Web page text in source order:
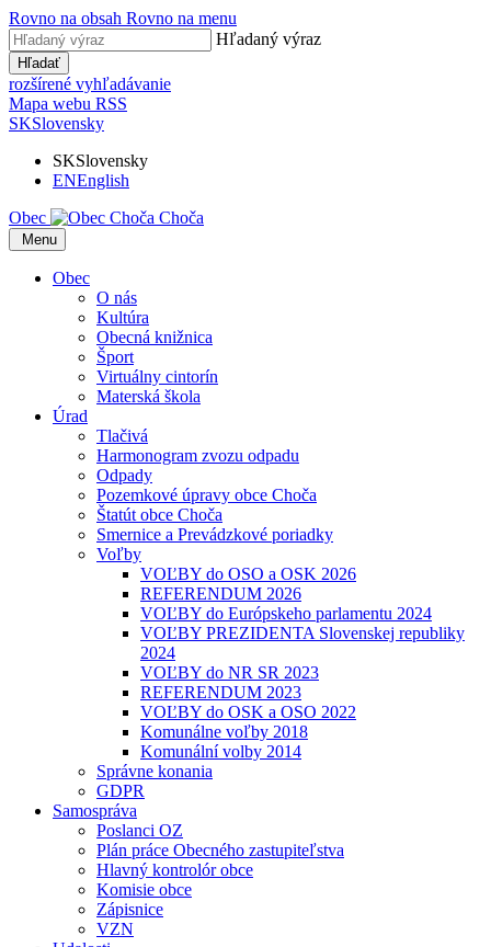
Rovno na obsah Rovno na menu
Hľadaný výraz
Hľadať
rozšírené vyhľadávanie
Mapa webu RSS
SKSlovensky
SKSlovensky
ENEnglish
Obec
Choča
Menu
Obec
O nás
Kultúra
Obecná knižnica
Šport
Virtuálny cintorín
Materská škola
Úrad
Tlačivá
Harmonogram zvozu odpadu
Odpady
Pozemkové úpravy obce Choča
Štatút obce Choča
Smernice a Prevádzkové poriadky
Voľby
VOĽBY do OSO a OSK 2026
REFERENDUM 2026
VOĽBY do Európskeho parlamentu 2024
VOĽBY PREZIDENTA Slovenskej republiky
2024
VOĽBY do NR SR 2023
REFERENDUM 2023
VOĽBY do OSK a OSO 2022
Komunálne voľby 2018
Komunální volby 2014
Správne konania
GDPR
Samospráva
Poslanci OZ
Plán práce Obecného zastupiteľstva
Hlavný kontrolór obce
Komisie obce
Zápisnice
VZN